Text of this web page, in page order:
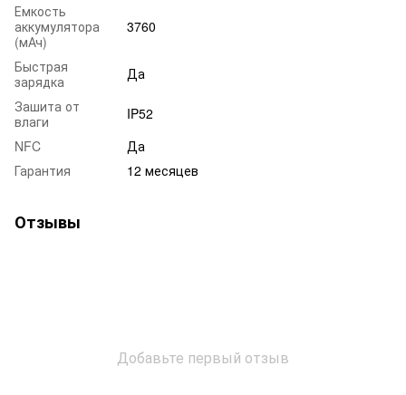
Емкость
аккумулятора
(мАч)
3760
Быстрая
зарядка
Да
Зашита от
влаги
IP52
NFC
Да
Гарантия
12 месяцев
Отзывы
Добавьте первый отзыв